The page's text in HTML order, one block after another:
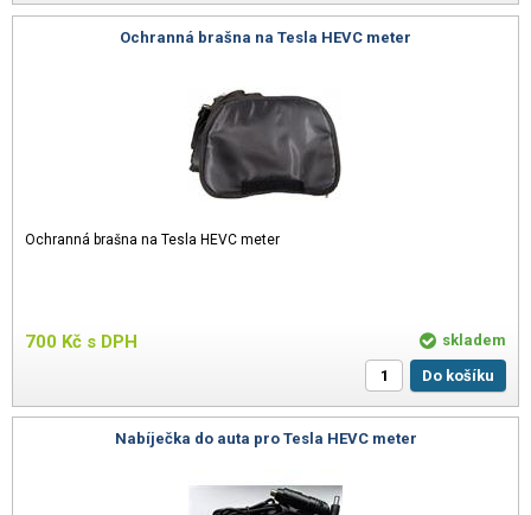
Ochranná brašna na Tesla HEVC meter
Ochranná brašna na Tesla HEVC meter
700 Kč s DPH
skladem
Do košíku
Nabíječka do auta pro Tesla HEVC meter